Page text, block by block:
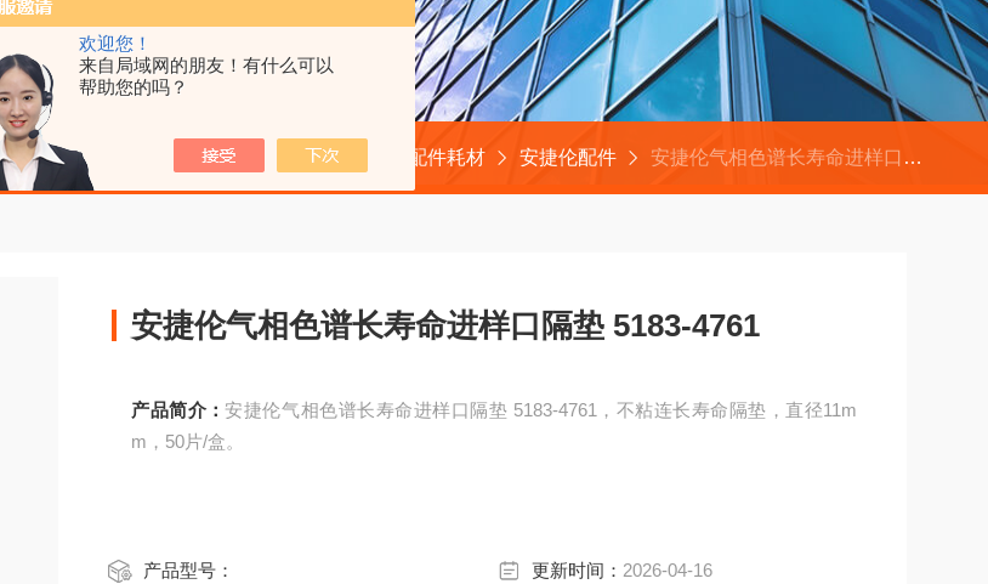
欢迎您！
来自局域网的朋友！有什么可以
帮助您的吗？
首页 产品中心 色谱配件耗材 安捷伦配件 安捷伦气相色谱长寿命进样口隔垫 5183-4761
安捷伦气相色谱长寿命进样口隔垫 5183-4761
产品简介： 安捷伦气相色谱长寿命进样口隔垫 5183-4761，不粘连长寿命隔垫，直径11m
m，50片/盒。
产品型号： 更新时间： 2026-04-16